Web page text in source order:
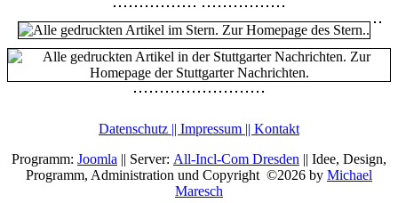
Datenschutz || Impressum || Kontakt
Programm: Joomla || Server: All-Incl-Com Dresden || Idee, Design,
Programm, Administration und Copyright ©2026 by Michael
Maresch